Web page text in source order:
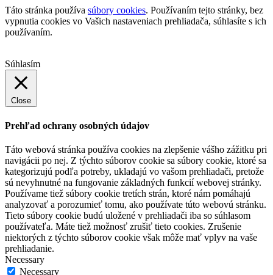
Táto stránka používa súbory cookies. Používaním tejto stránky, bez
vypnutia cookies vo Vašich nastaveniach prehliadača, súhlasíte s ich
používaním.
Súhlasím
Close
Prehľad ochrany osobných údajov
Táto webová stránka používa cookies na zlepšenie vášho zážitku pri
navigácii po nej. Z týchto súborov cookie sa súbory cookie, ktoré sa
kategorizujú podľa potreby, ukladajú vo vašom prehliadači, pretože
sú nevyhnutné na fungovanie základných funkcií webovej stránky.
Používame tiež súbory cookie tretích strán, ktoré nám pomáhajú
analyzovať a porozumieť tomu, ako používate túto webovú stránku.
Tieto súbory cookie budú uložené v prehliadači iba so súhlasom
používateľa. Máte tiež možnosť zrušiť tieto cookies. Zrušenie
niektorých z týchto súborov cookie však môže mať vplyv na vaše
prehliadanie.
Necessary
Necessary